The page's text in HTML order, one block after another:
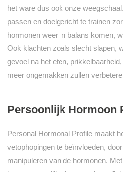
het ware dus ook onze
passen en doelgericht te trainen
hormonen weer in balans komen,
Ook klachten zoals slecht slapen,
gevoel na het eten,
meer ongemakken zullen
Persoonlijk Hormoon
Personal Hormonal Profile maakt
vetophopingen te beïnvloeden,
manipuleren van de hormonen.